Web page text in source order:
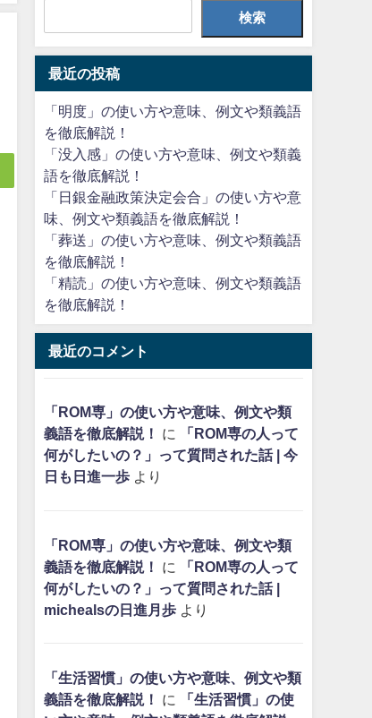
検索
最近の投稿
「明度」の使い方や意味、例文や類義語
を徹底解説！
「没入感」の使い方や意味、例文や類義
語を徹底解説！
「日銀金融政策決定会合」の使い方や意
味、例文や類義語を徹底解説！
「葬送」の使い方や意味、例文や類義語
を徹底解説！
「精読」の使い方や意味、例文や類義語
を徹底解説！
最近のコメント
「ROM専」の使い方や意味、例文や類
義語を徹底解説！
に
「ROM専の人って
何がしたいの？」って質問された話 | 今
日も日進一歩より
「ROM専」の使い方や意味、例文や類
義語を徹底解説！
に
「ROM専の人って
何がしたいの？」って質問された話 |
michealsの日進月歩より
「生活習慣」の使い方や意味、例文や類
義語を徹底解説！
に
「生活習慣」の使